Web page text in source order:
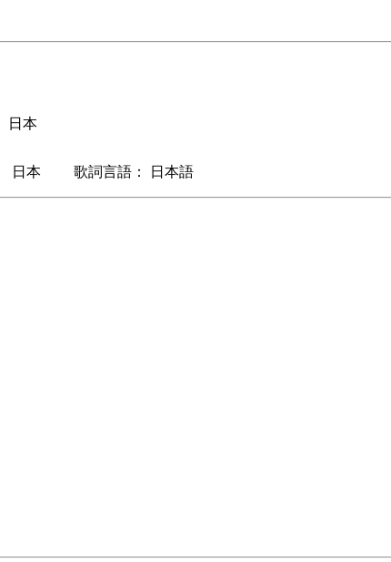
日本
日本 歌詞言語： 日本語